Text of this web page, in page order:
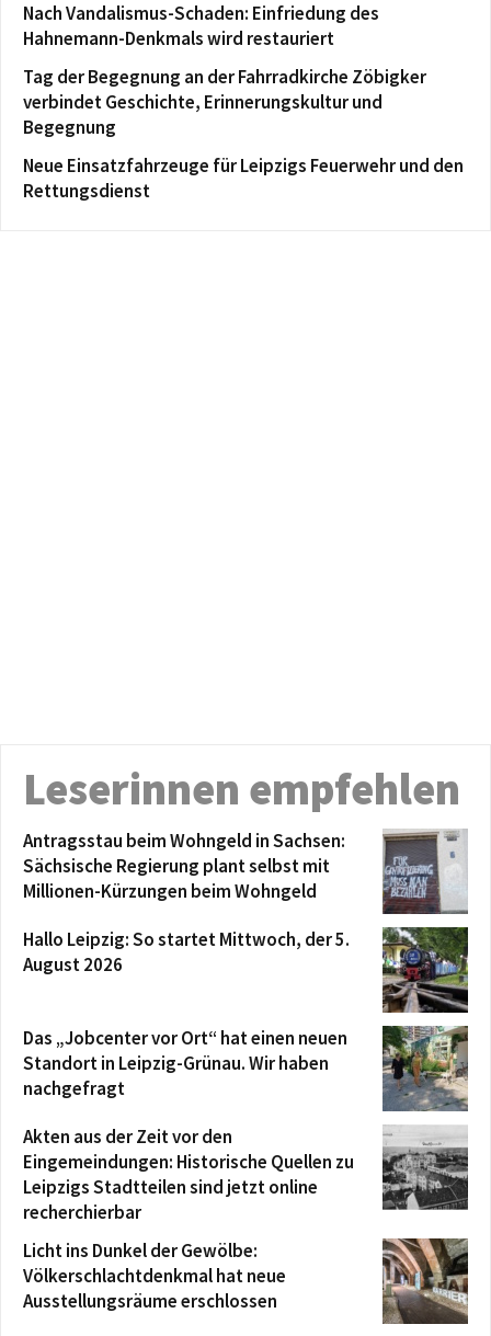
Nach Vandalismus-Schaden: Einfriedung des
Hahnemann-Denkmals wird restauriert
Tag der Begegnung an der Fahrradkirche Zöbigker
verbindet Geschichte, Erinnerungskultur und
Begegnung
Neue Einsatzfahrzeuge für Leipzigs Feuerwehr und den
Rettungsdienst
Leserinnen empfehlen
Antragsstau beim Wohngeld in Sachsen:
Sächsische Regierung plant selbst mit
Millionen-Kürzungen beim Wohngeld
Hallo Leipzig: So startet Mittwoch, der 5.
August 2026
Das „Jobcenter vor Ort“ hat einen neuen
Standort in Leipzig-Grünau. Wir haben
nachgefragt
Akten aus der Zeit vor den
Eingemeindungen: Historische Quellen zu
Leipzigs Stadtteilen sind jetzt online
recherchierbar
Licht ins Dunkel der Gewölbe:
Völkerschlachtdenkmal hat neue
Ausstellungsräume erschlossen